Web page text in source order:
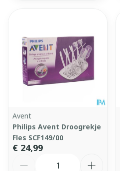
Avent
Philips Avent Droogrekje
Fles SCF149/00
€ 24,99